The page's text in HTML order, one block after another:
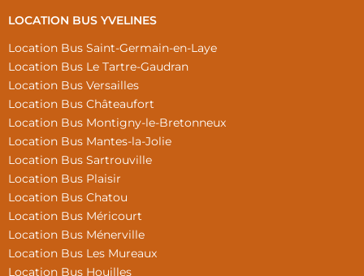
LOCATION BUS YVELINES
Location Bus Saint-Germain-en-Laye
Location Bus Le Tartre-Gaudran
Location Bus Versailles
Location Bus Châteaufort
Location Bus Montigny-le-Bretonneux
Location Bus Mantes-la-Jolie
Location Bus Sartrouville
Location Bus Plaisir
Location Bus Chatou
Location Bus Méricourt
Location Bus Ménerville
Location Bus Les Mureaux
Location Bus Houilles